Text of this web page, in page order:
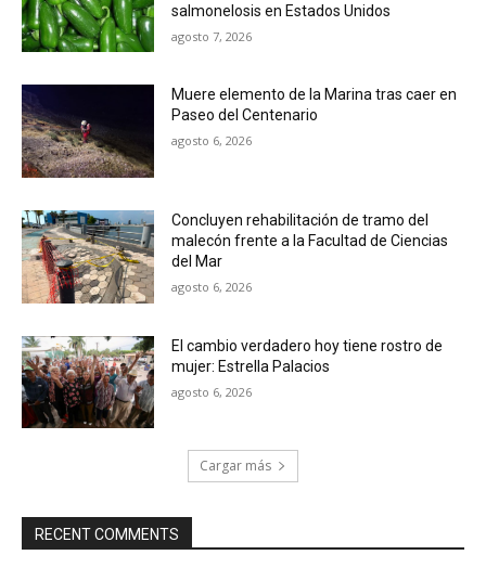
salmonelosis en Estados Unidos
agosto 7, 2026
Muere elemento de la Marina tras caer en
Paseo del Centenario
agosto 6, 2026
Concluyen rehabilitación de tramo del
malecón frente a la Facultad de Ciencias
del Mar
agosto 6, 2026
El cambio verdadero hoy tiene rostro de
mujer: Estrella Palacios
agosto 6, 2026
Cargar más
RECENT COMMENTS